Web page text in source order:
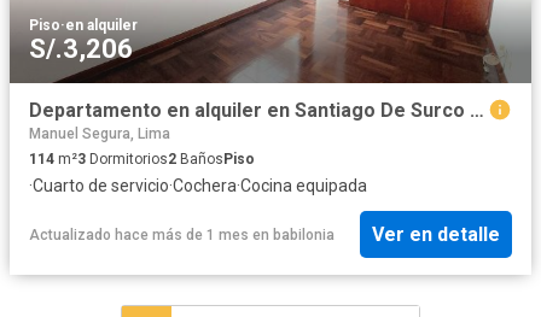
Piso·en alquiler
S/.3,206
Departamento en alquiler en Santiago De Surco a S/3,033 al mes
Manuel Segura, Lima
114 m²3 Dormitorios2 BañosPiso
·Cuarto de servicio·Cochera·Cocina equipada
Actualizado hace más de 1 mes en babilonia Ver en detalle